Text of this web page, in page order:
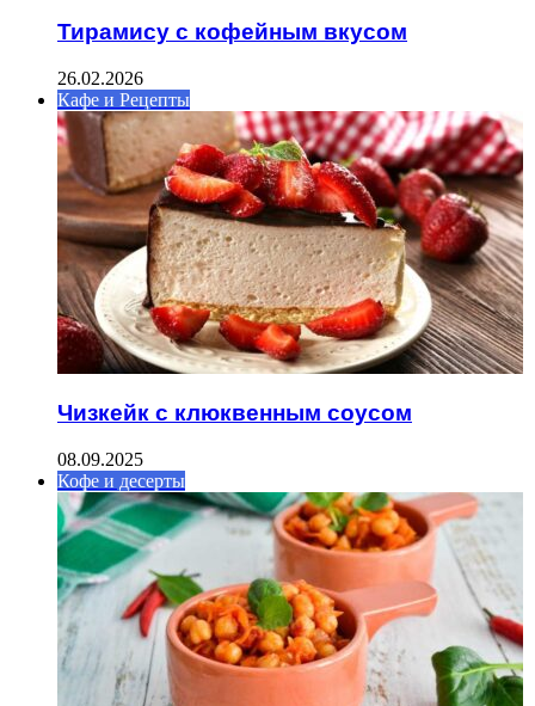
Тирамису с кофейным вкусом
26.02.2026
Кафе и Рецепты
Чизкейк с клюквенным соусом
08.09.2025
Кофе и десерты